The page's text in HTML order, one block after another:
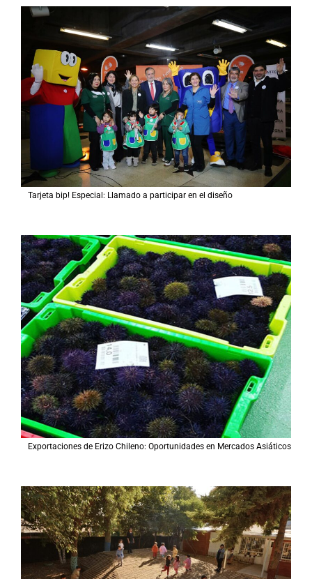
Tarjeta bip! Especial: Llamado a participar en el diseño
Exportaciones de Erizo Chileno: Oportunidades en Mercados Asiáticos